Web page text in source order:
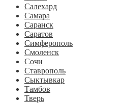
Салехард
Самара
Саранск
Саратов
Симферополь
Смоленск
Сочи
Ставрополь
Сыктывкар
Тамбов
Тверь